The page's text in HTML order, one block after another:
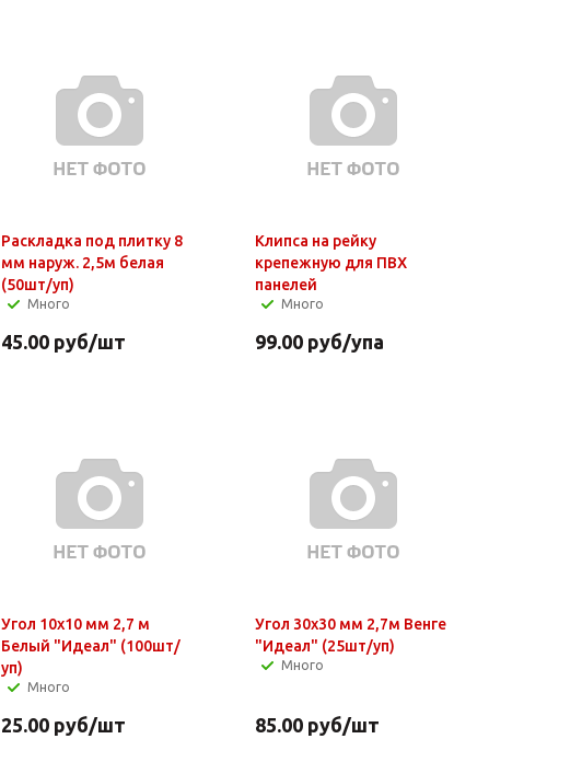
Раскладка под плитку 8
мм наруж. 2,5м белая
(50шт/уп)
Много
45.00 руб/шт
Клипса на рейку
крепежную для ПВХ
панелей
Много
99.00руб/упа
Угол 10х10 мм 2,7 м
Белый "Идеал" (100шт/
уп)
Много
25.00 руб/шт
Угол 30х30 мм 2,7м Венге
"Идеал" (25шт/уп)
Много
85.00руб/шт